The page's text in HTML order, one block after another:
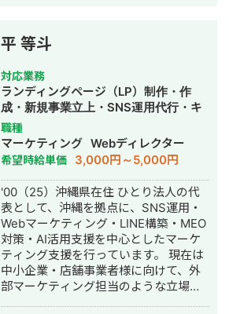
豊胸希望者LINEリスト30名獲得 来店誘
導Live→新規来店で150万以上の売り上
げ獲得 ▶︎大手食品メーカー公式アカウ
ント 運用6ヶ月: フォロワー3000→1.5
万人 キャンペーン企画＋広告運用＋ク
リエイティブの改善により フォロワー
数の大幅獲得に成功 ▶︎ダイエットレシ
ピ系メディア アフィリエイトで月
100〜150万の売り上げ獲得 ▶︎暮らし系
メディア アフィリエイトで月100万の
売り上げ獲得 ▶︎大手カフェチェーンの
公式アカウント プロモーション目的の
リール動画再生回数：約60万回再生獲
得 キャンペーン企画＋広告運用＋クリ
エイティブの改善を行う ▶︎メンズ眉毛
サロン 運用2ヶ月：新規10名の来場獲
得 SNSと広告を並行し、
CPA5000→2500に削減 ▶︎EC下着メー
様のスケールハックにて圧倒的成果を
創出。 弊社は、 ・大手代理店や事業側
のマーケ責任者出身の少数精鋭集団 ・
戦略伴走型の業界トップクラスの広告
運用力 ・事業主様と成長する報酬形態
モデル の伴走型の広告代理店となりま
す。 事業主様と成長することをモット
ーとする広告代理店です。 徹底的に売
上拡大に拘るスタンスで、マーケティ
ングを成功に導きます。 アカウントサ
ーベイやご相談から無料で承わらせて
いただいておりますので、マーケティ
ング周りでお困りの方はお気軽にお申
し付けください。
平 等斗
対応業務
ランディングページ（LP）制作・作
成・新規事業立上・SNS運用代行・キ
ャスティング・記事作成代行・ライテ
ィング・オウンドメディア制作・構
築・運用代行・動画制作・動画編集・
採用代行・AI活用
職種
マーケティング Webディレクター
希望時給単価 3,000円～5,000円
'00（25）沖縄県在住 ひとり法人の代
表として、沖縄を拠点に、SNS運用・
Webマーケティング・LINE構築・MEO
対策・AI活用支援を中心としたマーケ
ティング支援を行っています。 現在は
中小企業・店舗事業者様に向けて、外
部マーケティング担当のような立場